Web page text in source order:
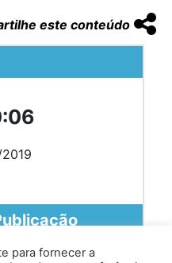
este conteúdo
para fornecer a